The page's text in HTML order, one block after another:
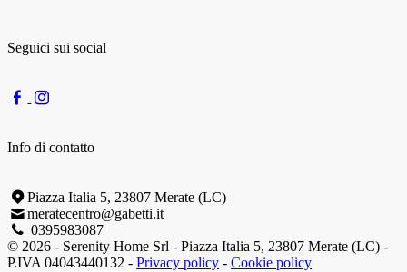
Seguici sui social
Info di contatto
Piazza Italia 5, 23807 Merate (LC)
meratecentro@gabetti.it
0395983087
© 2026 - Serenity Home Srl - Piazza Italia 5, 23807 Merate (LC) -
P.IVA 04043440132 - Privacy policy - Cookie policy